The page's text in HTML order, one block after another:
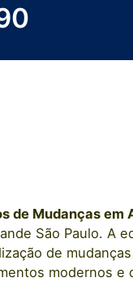
de Mudançasem
São Paulo. A
de
modernos e